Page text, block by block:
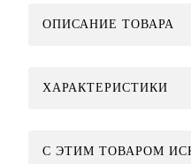
ОПИСАНИЕ ТОВАРА
ХАРАКТЕРИСТИКИ
C ЭТИМ ТОВАРОМ